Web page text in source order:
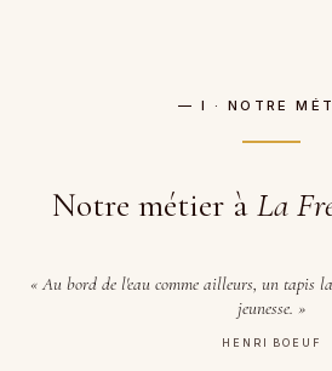
— I · NOTRE
Notre métier à La
« Au bord de l'eau comme ailleurs, un tapis
jeunesse. »
HENRI BOEUF